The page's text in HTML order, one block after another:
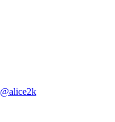
@alice2k